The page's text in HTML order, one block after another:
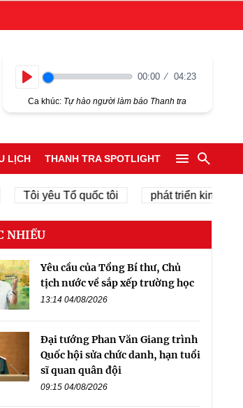
00:00 04:23
Ca khúc: Tự hào người làm báo Thanh tra
LỊCH THANH TRA SPOTLIGHT
Tôi yêu Tổ quốc tôi phát triển kinh tế tư
NHIỀU
Yêu cầu của Tổng Bí thư, Chủ
tịch nước về sắp xếp trường học
13:14 04/08/2026
Đại tướng Phan Văn Giang trình
Quốc hội sửa chức danh, hạn tuổi
sĩ quan quân đội
09:15 04/08/2026